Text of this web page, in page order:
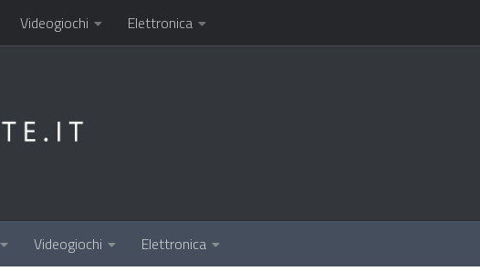
Videogiochi Elettronica
Videogiochi Elettronica